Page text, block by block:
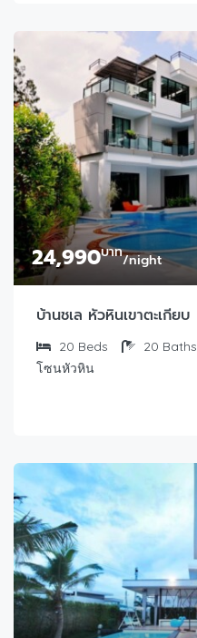
24,990บาท/night
บ้านชเล หัวหินเขาตะเกียบ
20 Beds 20 Baths
โซนหัวหิน